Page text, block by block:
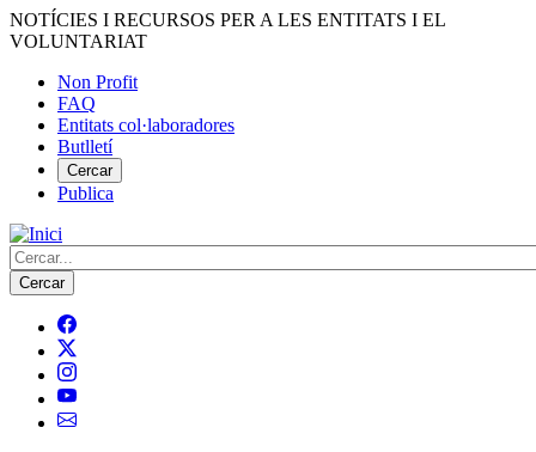
Vés
al
NOTÍCIES I RECURSOS PER A LES ENTITATS I EL
VOLUNTARIAT
Menú
del
compte
d'usuari
Non Profit
FAQ
Entitats col·laboradores
Butlletí
Cercar
Publica
Cerca